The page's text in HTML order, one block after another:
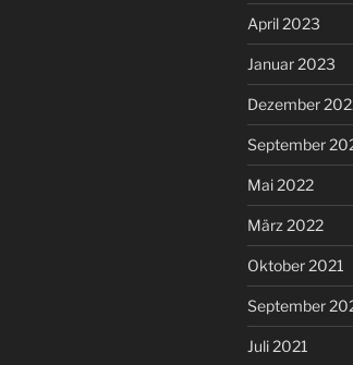
April 2023
Januar 2023
Dezember
September
Mai 2022
März 2022
Oktober 2021
September
Juli 2021